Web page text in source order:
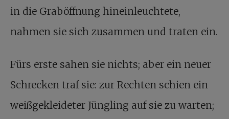
in die Graböffnung hineinleuchtete,
nahmen sie sich zusammen und traten ein.
Fürs erste sahen sie nichts; aber ein neuer
Schrecken traf sie: zur Rechten schien ein
weißgekleideter Jüngling auf sie zu warten;